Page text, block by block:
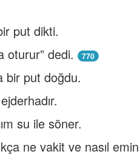
put dikti.
oturur” dedi.
770
bir put doğdu.
su ile söner.
ne vakit ve nasıl emin